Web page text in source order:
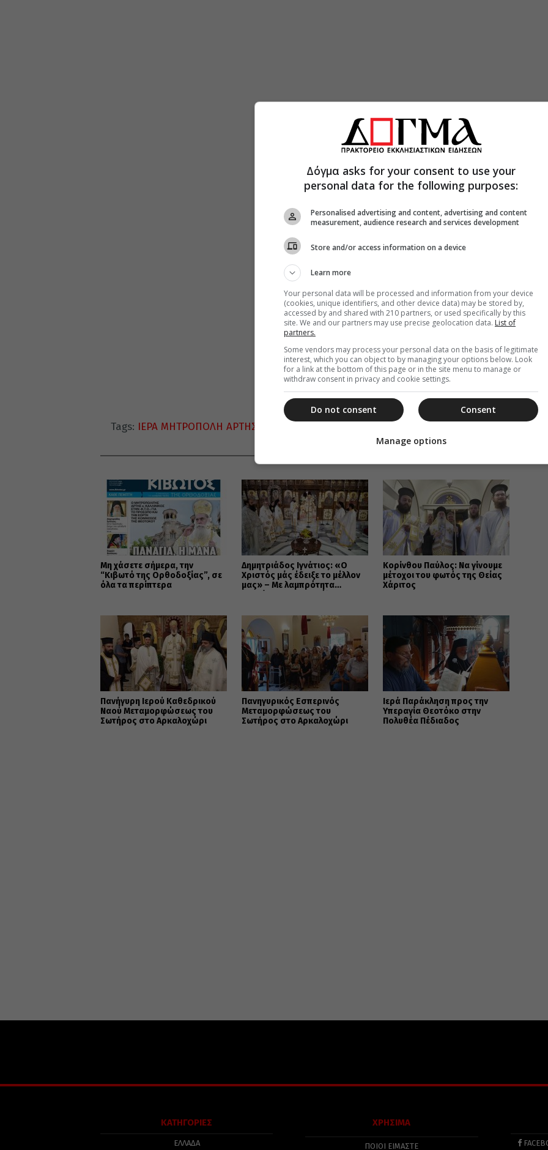
Tags: ΙΕΡΑ ΜΗΤΡΟΠΟΛΗ ΑΡΤΗΣ
Μη χάσετε σήμερα, την
“Κιβωτό της Ορθοδοξίας”, σε
όλα τα περίπτερα
Δημητριάδος Ιγνάτιος: «Ο
Χριστός μάς έδειξε το μέλλον
μας» – Με λαμπρότητα
Κορίνθου Παύλος: Να γίνουμε
μέτοχοι του φωτός της Θείας
Χάριτος
Πανήγυρη Ιερού Καθεδρικού
Ναού Μεταμορφώσεως του
Σωτήρος στο Αρκαλοχώρι
Πανηγυρικός Εσπερινός
Μεταμορφώσεως του
Σωτήρος στο Αρκαλοχώρι
Ιερά Παράκληση προς την
Υπεραγία Θεοτόκο στην
Πολυθέα Πέδιαδος
ΚΑΤΗΓΟΡΙΕΣ
ΕΛΛΑΔΑ
ΧΡΗΣΙΜΑ
ΠΟΙΟΙ ΕΙΜΑΣΤΕ
Δόγμα asks for your consent to use your
personal data for the following purposes:
Personalised advertising and content, advertising and content
measurement, audience research and services development
Store and/or access information on a device
Learn more
Your personal data will be processed and information from your device
(cookies, unique identifiers, and other device data) may be stored by,
accessed by and shared with 210 partners, or used specifically by this
site. We and our partners may use precise geolocation data. List of
partners.
Some vendors may process your personal data on the basis of legitimate
interest, which you can object to by managing your options below. Look
for a link at the bottom of this page or in the site menu to manage or
withdraw consent in privacy and cookie settings.
Consent
Do not consent
Manage options